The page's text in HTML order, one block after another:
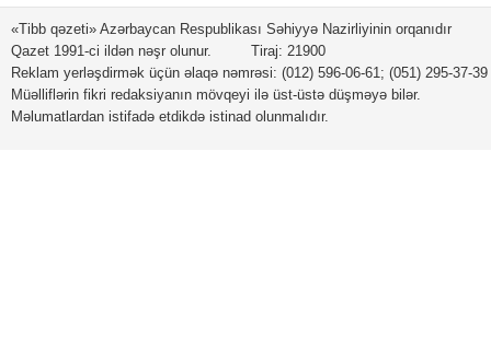
«Tibb qəzeti» Azərbaycan Respublikası Səhiyyə Nazirliyinin orqanıdır
Qazet 1991-ci ildən nəşr olunur. Tiraj: 21900
Reklam yerləşdirmək üçün əlaqə nəmrəsi: (012) 596-06-61; (051) 295-37-39
Müəlliflərin fikri redaksiyanın mövqeyi ilə üst-üstə düşməyə bilər.
Məlumatlardan istifadə etdikdə istinad olunmalıdır.